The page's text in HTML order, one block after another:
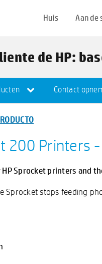
Huis Aan de
de HP:
Contact
200 Printers
Sprocket printers and
Sprocket stops feeding